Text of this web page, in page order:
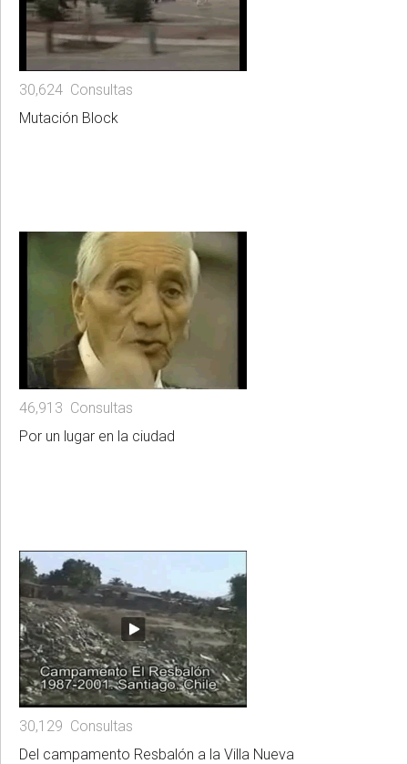
30,624 Consultas
Mutación Block
46,913 Consultas
Por un lugar en la ciudad
30,129 Consultas
Del campamento Resbalón a la Villa Nueva